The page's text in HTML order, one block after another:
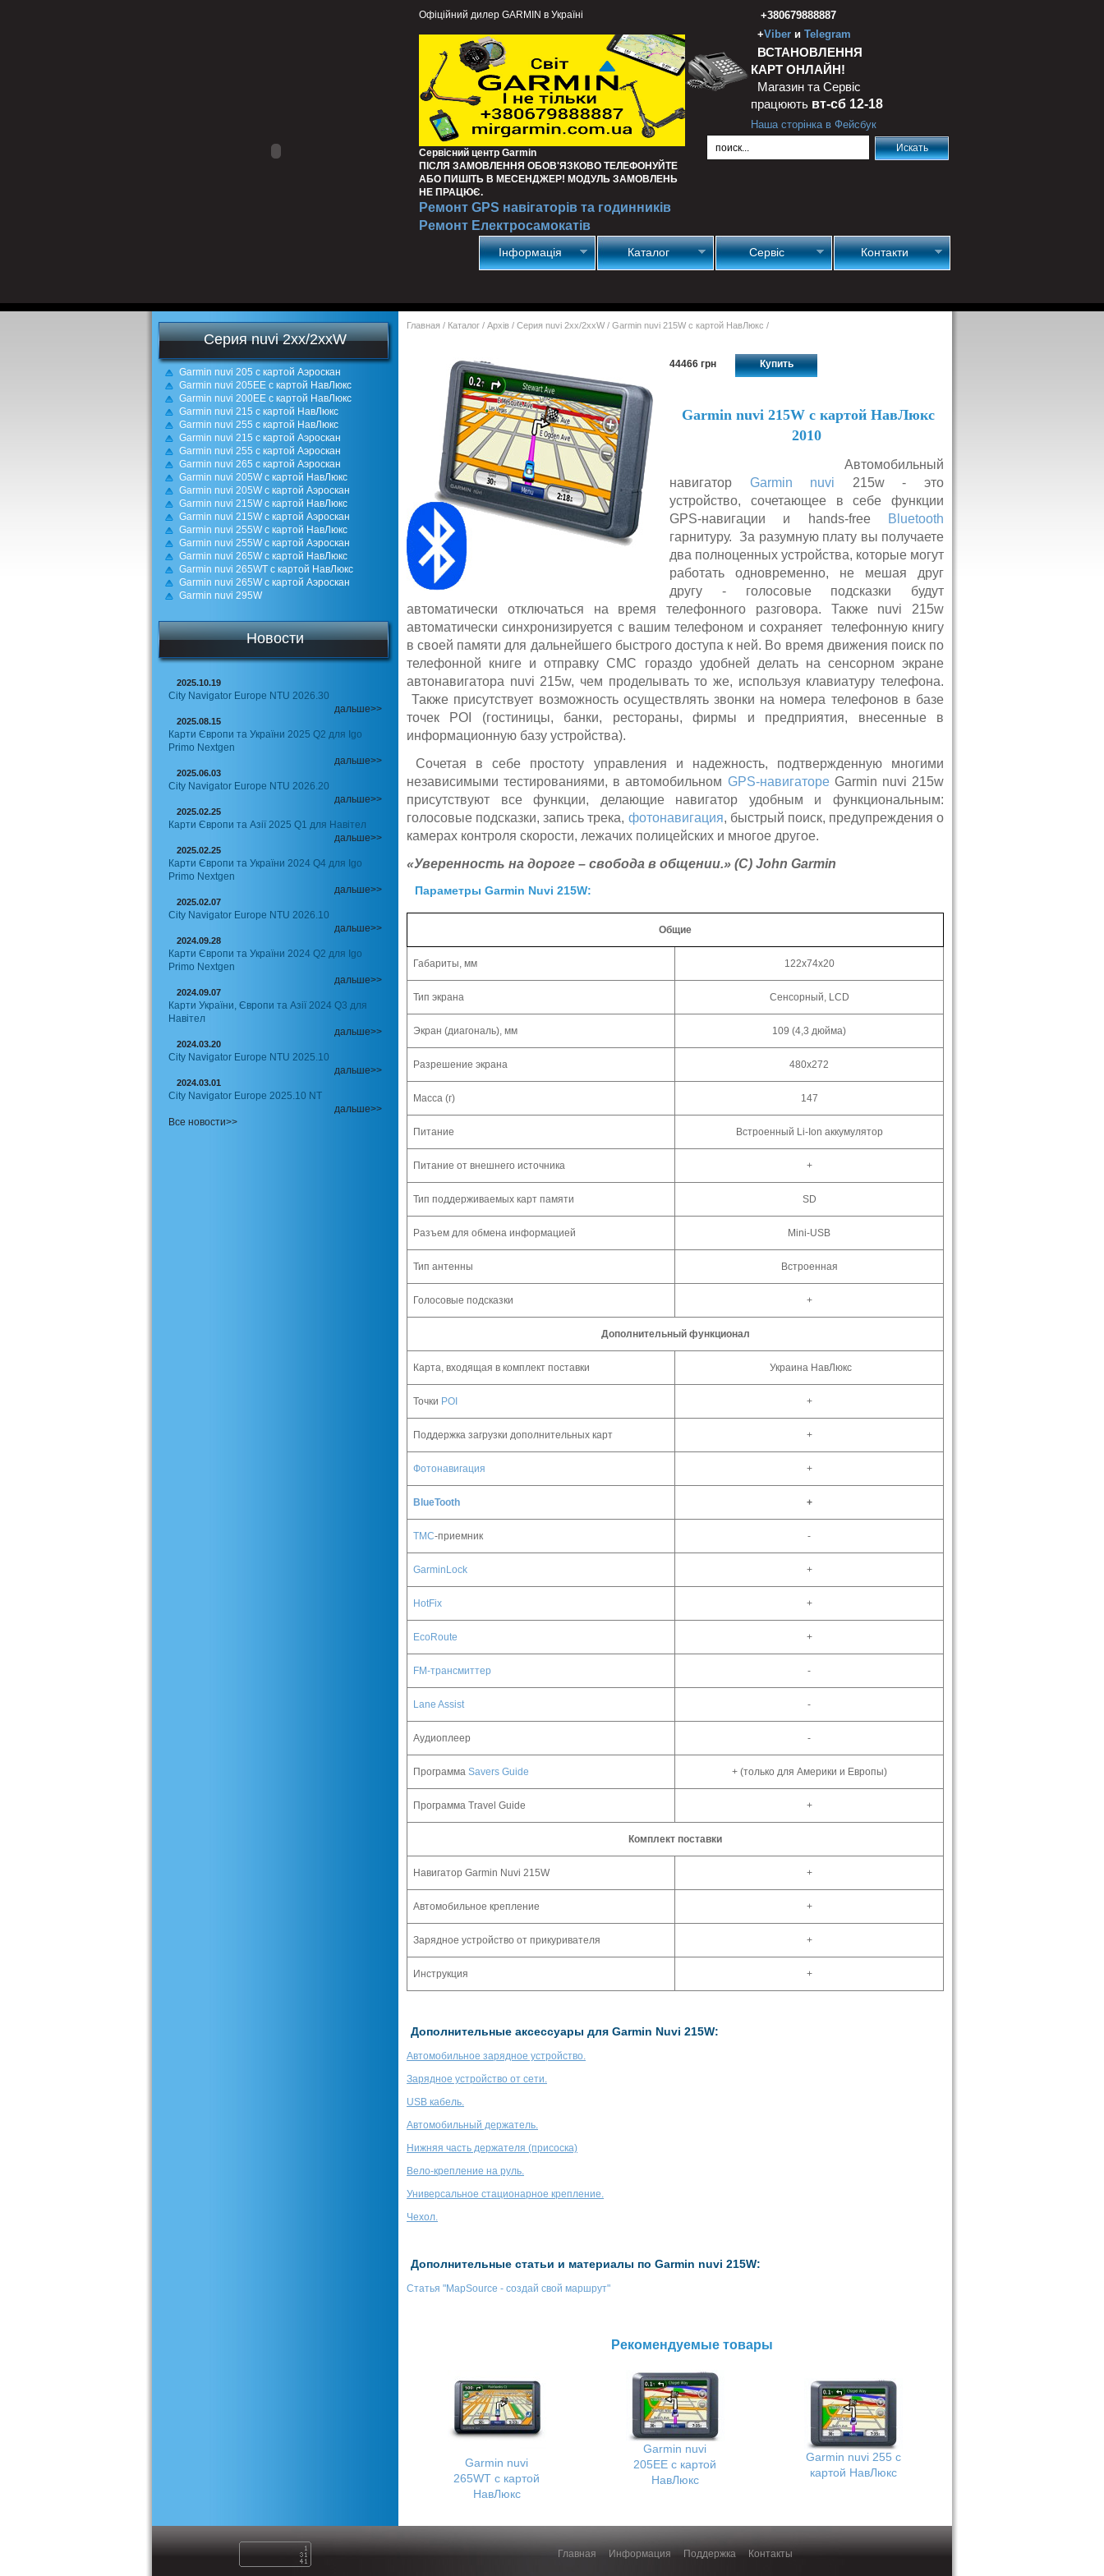
Офіційний дилер GARMIN в Україні
Сервісний центр Garmin
ПІСЛЯ ЗАМОВЛЕННЯ ОБОВ'ЯЗКОВО ТЕЛЕФОНУЙТЕ
АБО ПИШІТЬ В МЕСЕНДЖЕР! МОДУЛЬ ЗАМОВЛЕНЬ
НЕ ПРАЦЮЄ.
Ремонт GPS навігаторів та годинників
Ремонт Електросамокатів
+380679888887
+Viber и Telegram
ВСТАНОВЛЕННЯ
КАРТ ОНЛАЙН!
Магазин та Сервіс
працюють вт-сб 12-18
Наша сторінка в Фейсбук
Інформація Каталог Сервіс Контакти
Серия nuvi 2хх/2ххW
Garmin nuvi 205 с картой Аэроскан
Garmin nuvi 205EE с картой НавЛюкс
Garmin nuvi 200EE с картой НавЛюкс
Garmin nuvi 215 с картой НавЛюкс
Garmin nuvi 255 с картой НавЛюкс
Garmin nuvi 215 с картой Аэроскан
Garmin nuvi 255 с картой Аэроскан
Garmin nuvi 265 с картой Аэроскан
Garmin nuvi 205W с картой НавЛюкс
Garmin nuvi 205W с картой Аэроскан
Garmin nuvi 215W с картой НавЛюкс
Garmin nuvi 215W с картой Аэроскан
Garmin nuvi 255W с картой НавЛюкс
Garmin nuvi 255W с картой Аэроскан
Garmin nuvi 265W с картой НавЛюкс
Garmin nuvi 265WT с картой НавЛюкс
Garmin nuvi 265W с картой Аэроскан
Garmin nuvi 295W
Новости
2025.10.19
City Navigator Europe NTU 2026.30
дальше>>
2025.08.15
Карти Європи та України 2025 Q2 для Igo
Primo Nextgen
дальше>>
2025.06.03
City Navigator Europe NTU 2026.20
дальше>>
2025.02.25
Карти Європи та Азії 2025 Q1 для Навітел
дальше>>
2025.02.25
Карти Європи та України 2024 Q4 для Igo
Primo Nextgen
дальше>>
2025.02.07
City Navigator Europe NTU 2026.10
дальше>>
2024.09.28
Карти Європи та України 2024 Q2 для Igo
Primo Nextgen
дальше>>
2024.09.07
Карти України, Європи та Азії 2024 Q3 для
Навітел
дальше>>
2024.03.20
City Navigator Europe NTU 2025.10
дальше>>
2024.03.01
City Navigator Europe 2025.10 NT
дальше>>
Все новости>>
Главная / Каталог / Архів / Серия nuvi 2хх/2ххW / Garmin nuvi 215W с картой НавЛюкс /
44466 грн Купить
Garmin nuvi 215W с картой НавЛюкс
2010
Автомобильный
навигатор Garmin nuvi 215w - это
устройство, сочетающее в себе функции
GPS-навигации и hands-free
Bluetooth
гарнитуру. За разумную плату вы получаете
два полноценных устройства, которые могут
работать одновременно, не мешая друг
другу - голосовые подсказки будут
автоматически отключаться на время телефонного разговора. Также nuvi 215w
автоматически синхронизируется с вашим телефоном и сохраняет телефонную книгу
в своей памяти для дальнейшего быстрого доступа к ней. Во время движения поиск по
телефонной книге и отправку СМС гораздо удобней делать на сенсорном экране
автонавигатора nuvi 215w, чем проделывать то же, используя клавиатуру телефона.
Также присутствует возможность осуществлять звонки на номера телефонов в базе
точек POI (гостиницы, банки, рестораны, фирмы и предприятия, внесенные в
информационную базу устройства).
Сочетая в себе простоту управления и надежность, подтвержденную многими
независимыми тестированиями, в автомобильном GPS-навигатореGarmin nuvi 215w
присутствуют все функции, делающие навигатор удобным и функциональным:
голосовые подсказки, запись трека, фотонавигация, быстрый поиск, предупреждения о
камерах контроля скорости, лежачих полицейских и многое другое.
«Уверенность на дороге – свобода в общении.» (С) John Garmin
Параметры Garmin Nuvi 215W:
Общие
Габариты, мм 122х74х20
Тип экрана Сенсорный, LCD
Экран (диагональ), мм 109 (4,3 дюйма)
Разрешение экрана 480x272
Масса (г) 147
Питание Встроенный Li-Ion аккумулятор
Питание от внешнего источника +
Тип поддерживаемых карт памяти SD
Разъем для обмена информацией Mini-USB
Тип антенны Встроенная
Голосовые подсказки +
Дополнительный функционал
Карта, входящая в комплект поставки Украина НавЛюкс
Точки POI +
Поддержка загрузки дополнительных карт +
Фотонавигация +
BlueTooth +
TMC-приемник -
GarminLock +
HotFix +
EcoRoute +
FM-трансмиттер -
Lane Assist -
Аудиоплеер -
ПрограммаSavers Guide + (только для Америки и Европы)
ПрограммаTravel Guide +
Комплект поставки
НавигаторGarmin Nuvi 215W +
Автомобильное крепление +
Зарядное устройство от прикуривателя +
Инструкция +
Дополнительные аксессуары для Garmin Nuvi 215W:
Автомобильное зарядное устройство.
Зарядное устройство от сети.
USB кабель.
Автомобильный держатель.
Нижняя часть держателя (присоска)
Вело-крепление на руль.
Универсальное стационарное крепление.
Чехол.
Дополнительные статьи и материалы по Garmin nuvi 215W:
Статья "MapSource - создай свой маршрут"
Рекомендуемые товары
Garmin nuvi
265WT с картой
НавЛюкс
Garmin nuvi
205EE с картой
НавЛюкс
Garmin nuvi 255 с
картой НавЛюкс
Главная Информация Поддержка Контакты